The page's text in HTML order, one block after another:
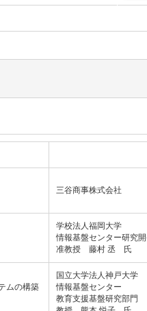
三谷商事株式会社
学校法人福岡大学
情報基盤センター研究
准教授 藤村 丞 氏
ムの構築
国立大学法人神戸大学
情報基盤センター
教育支援基盤研究部門